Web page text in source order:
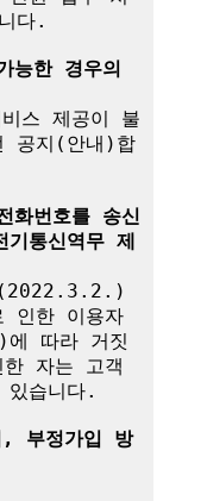
다.
한 경우의
스 제공이 불
공지(안내)합
번호를 송신
통신역무 제
(2022.3.2.)
인한 이용자
에 따라 거짓
한 자는 고객
습니다.
부정가입 방